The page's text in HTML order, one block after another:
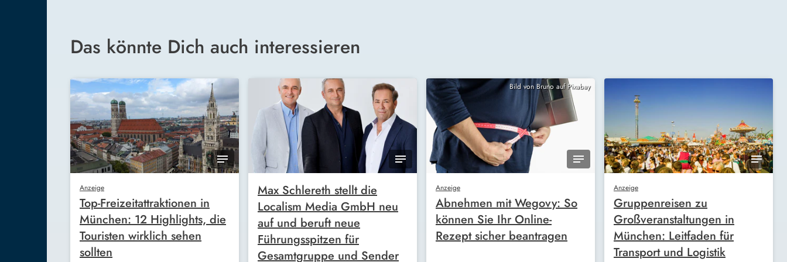
Das könnte Dich auch interessieren
Anzeige
Top-Freizeitattraktionen in
München: 12 Highlights, die
Touristen wirklich sehen
sollten
Max Schlereth stellt die
Localism Media GmbH neu
auf und beruft neue
Führungsspitzen für
Gesamtgruppe und Sender
Bild von Bruno auf Pixabay
Anzeige
Abnehmen mit Wegovy: So
können Sie Ihr Online-
Rezept sicher beantragen
Anzeige
Gruppenreisen zu
Großveranstaltungen in
München: Leitfaden für
Transport und Logistik